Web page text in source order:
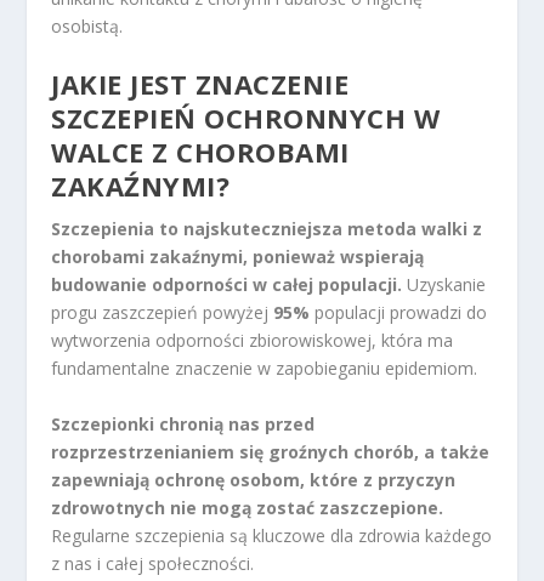
osobistą.
JAKIE JEST ZNACZENIE
SZCZEPIEŃ OCHRONNYCH W
WALCE Z CHOROBAMI
ZAKAŹNYMI?
Szczepienia to najskuteczniejsza metoda walki z
chorobami zakaźnymi, ponieważ wspierają
budowanie odporności w całej populacji. Uzyskanie
progu zaszczepień powyżej 95% populacji prowadzi do
wytworzenia odporności zbiorowiskowej, która ma
fundamentalne znaczenie w zapobieganiu epidemiom.
Szczepionki chronią nas przed
rozprzestrzenianiem się groźnych chorób, a także
zapewniają ochronę osobom, które z przyczyn
zdrowotnych nie mogą zostać zaszczepione.
Regularne szczepienia są kluczowe dla zdrowia każdego
z nas i całej społeczności.